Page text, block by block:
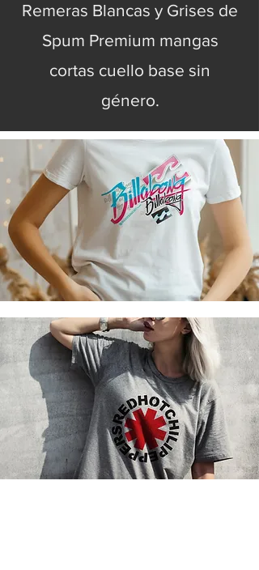
Remeras Blancas y Grises de
Spum Premium mangas
cortas cuello base sin
género.